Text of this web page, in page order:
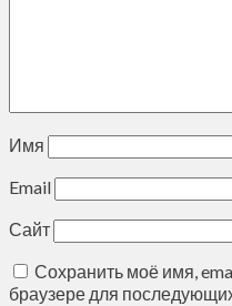
Имя
Email
Сайт
Сохранить моё имя,
браузере для